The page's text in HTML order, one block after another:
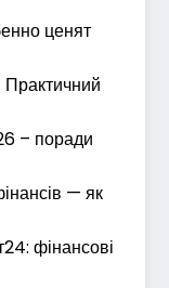
ценят
– поради
— як
фінансові